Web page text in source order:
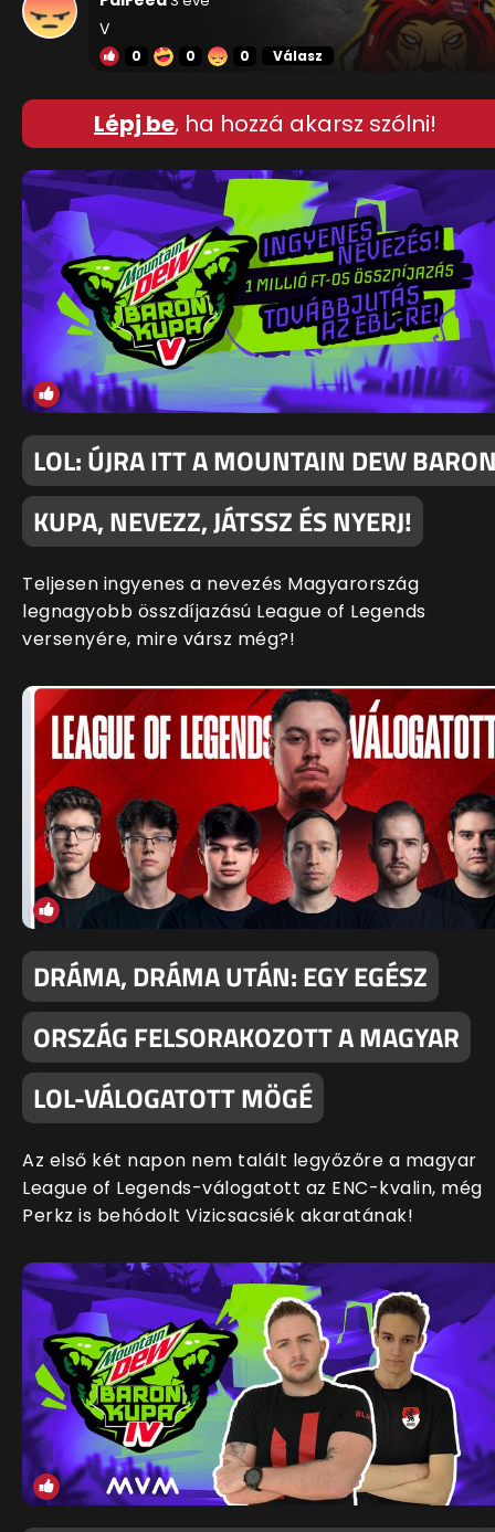
V
0 0 0 Válasz
Lépj be, ha hozzá akarsz szólni!
LOL: ÚJRA ITT A MOUNTAIN DEW
KUPA, NEVEZZ, JÁTSSZ ÉS NYERJ!
Teljesen ingyenes a nevezés Magyarország
legnagyobb összdíjazású League of Legends
versenyére, mire vársz még?!
DRÁMA, DRÁMA UTÁN: EGY EGÉSZ
ORSZÁG FELSORAKOZOTT A MAGYAR
LOL-VÁLOGATOTT MÖGÉ
Az első két napon nem talált legyőzőre a magyar
League of Legends-válogatott az ENC-kvalin, még
Perkz is behódolt Vizicsacsiék akaratának!